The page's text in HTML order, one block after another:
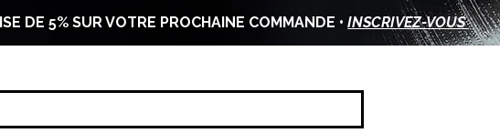
DE 5% SUR VOTRE PROCHAINE COMMANDE •INSCRIVEZ-VOUS